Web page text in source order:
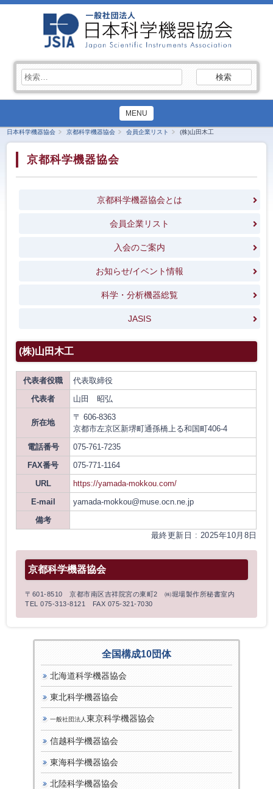
索:
MENU
日本科学機器協会 京都科学機器協会 会員企業リスト (株)山田木工
京都科学機器協会
京都科学機器協会とは
会員企業リスト
入会のご案内
お知らせ/イベント情報
科学・分析機器総覧
JASIS
(株)山田木工
代表者役職
代表取締役
代表者
山田 昭弘
所在地
〒 606-8363
京都市左京区新堺町通孫橋上る和国町406-4
電話番号
075-761-7235
FAX番号
075-771-1164
URL
https://yamada-mokkou.com/
E-mail
yamada-mokkou@muse.ocn.ne.jp
備考
最終更新日 : 2025年10月8日
京都科学機器協会
〒601-8510 京都市南区吉祥院宮の東町2 ㈱堀場製作所秘書室内
TEL 075-313-8121 FAX 075-321-7030
全国構成10団体
北海道科学機器協会
東北科学機器協会
一般社団法人 東京科学機器協会
信越科学機器協会
東海科学機器協会
北陸科学機器協会